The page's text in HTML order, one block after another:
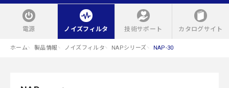
電源 ノイズフィルタ 技術サポート カタログサイト
ホーム 製品情報 ノイズフィルタ NAPシリーズ NAP-30